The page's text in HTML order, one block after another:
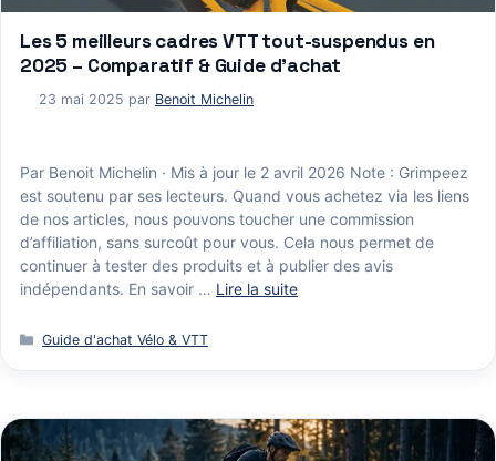
Les 5 meilleurs cadres VTT tout-suspendus en
2025 – Comparatif & Guide d’achat
23 mai 2025 par Benoit Michelin
Par Benoit Michelin · Mis à jour le 2 avril 2026 Note : Grimpeez
est soutenu par ses lecteurs. Quand vous achetez via les liens
de nos articles, nous pouvons toucher une commission
d’affiliation, sans surcoût pour vous. Cela nous permet de
continuer à tester des produits et à publier des avis
indépendants. En savoir … Lire la suite
Catégories
Guide d'achat Vélo & VTT